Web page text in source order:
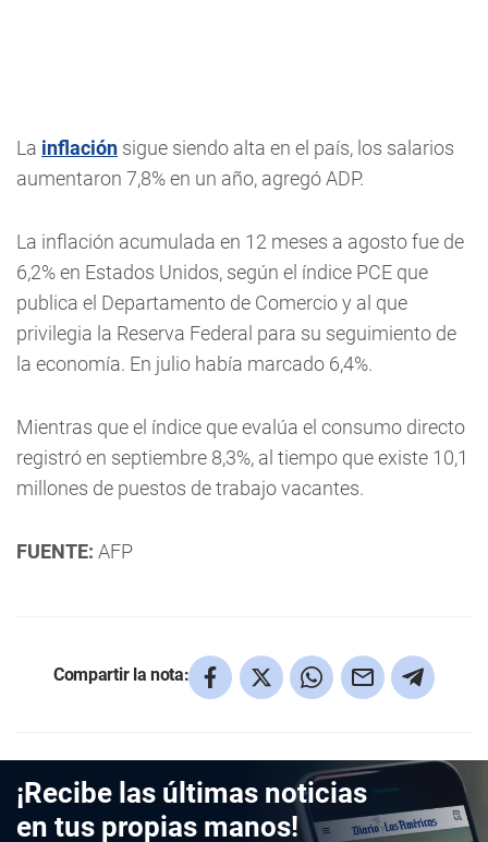
La inflación sigue siendo alta en el país, los salarios
aumentaron 7,8% en un año, agregó ADP.
La inflación acumulada en 12 meses a agosto fue de
6,2% en Estados Unidos, según el índice PCE que
publica el Departamento de Comercio y al que
privilegia la Reserva Federal para su seguimiento de
la economía. En julio había marcado 6,4%.
Mientras que el índice que evalúa el consumo directo
registró en septiembre 8,3%, al tiempo que existe 10,1
millones de puestos de trabajo vacantes.
FUENTE: AFP
Compartir la nota:
¡Recibe las últimas noticias
en tus propias manos!